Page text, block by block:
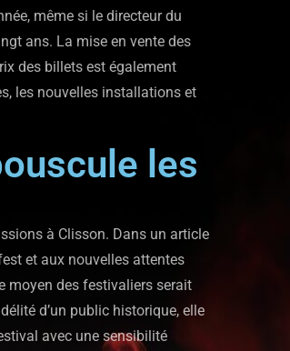
même si le directeur du
ans. La mise en vente des
des billets est également
les nouvelles installations et
les
à Clisson. Dans un article
et aux nouvelles attentes
moyen des festivaliers serait
d’un public historique, elle
avec une sensibilité